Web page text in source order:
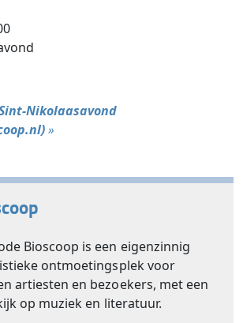
Nikolaasavond
»
Bioscoop is een eigenzinnig
ontmoetingsplek voor
artiesten en bezoekers, met een
op muziek en literatuur.